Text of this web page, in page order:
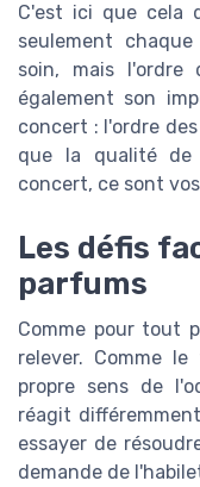
C'est ici que cela
seulement
soin, mais l'ordre
également son
concert : l'ordre
que la qualité de
concert, ce sont
Les défis
parfums
Comme pour tout
relever. Comme
propre sens de
réagit
essayer de
demande de